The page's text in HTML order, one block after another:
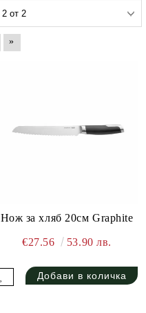
»
Нож за хляб 20см Graphite
€27.56 53.90 лв.